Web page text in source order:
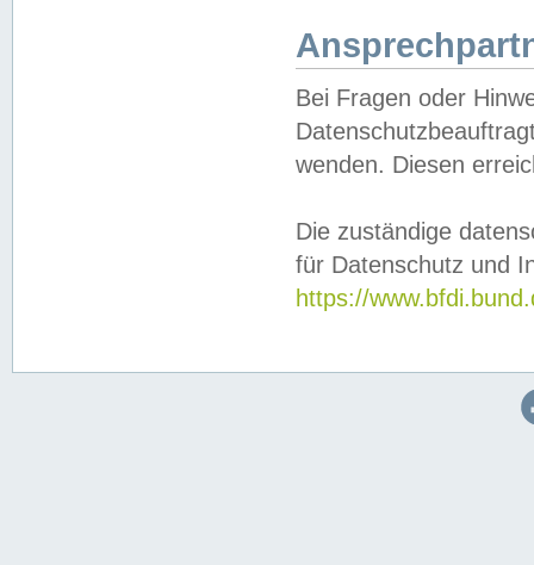
Bei Fragen oder
wenden. Diesen
Die zuständige
für Datenschutz und
https://